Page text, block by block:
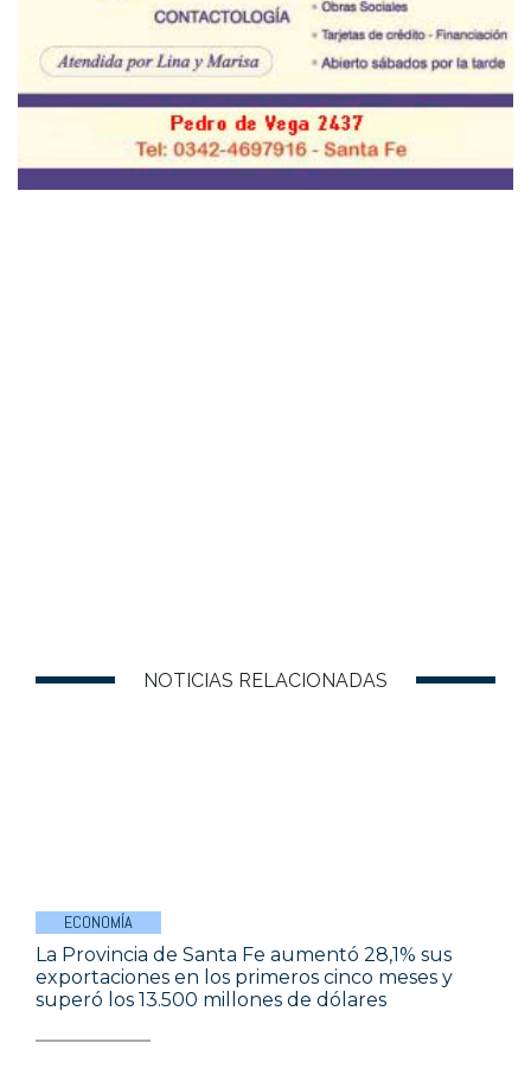
NOTICIAS RELACIONADAS
ECONOMÍA
La Provincia de Santa Fe aumentó 28,1% sus
exportaciones en los primeros cinco meses y
superó los 13.500 millones de dólares